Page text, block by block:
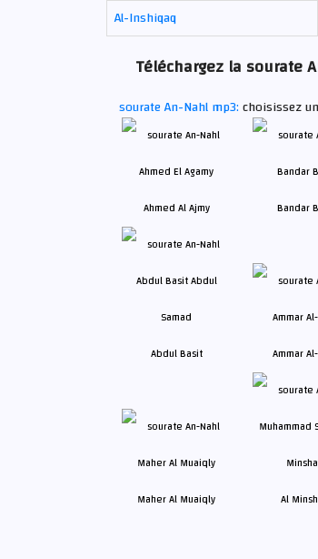
Al-Inshiqaq
Téléchargez la sourate
sourate An-Nahl mp3:choisissez
Ahmed Al Ajmy Bandar
Abdul Basit Ammar
Maher Al Muaiqly Al